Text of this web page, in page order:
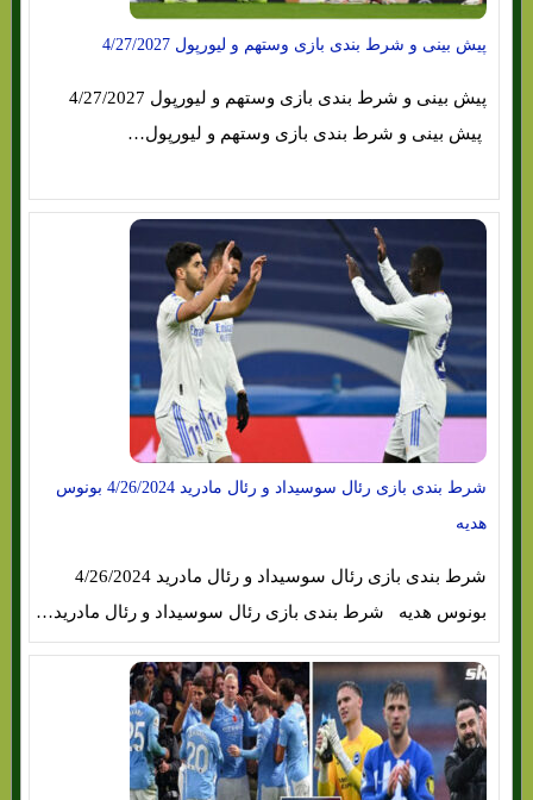
پیش بینی و شرط بندی بازی وستهم و لیورپول 4/27/2027
پیش بینی و شرط بندی بازی وستهم و لیورپول…
شرط بندی بازی رئال سوسیداد و رئال مادرید 4/26/2024 بونوس
هدیه
شرط بندی بازی رئال سوسیداد و رئال مادرید 4/26/2024
بونوس هدیه شرط بندی بازی رئال سوسیداد و رئال مادرید…